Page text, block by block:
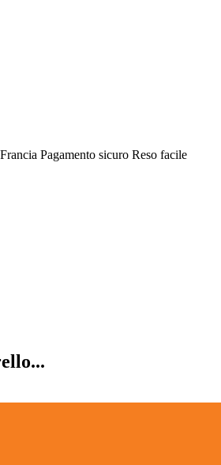
Pagamento sicuro Reso facile